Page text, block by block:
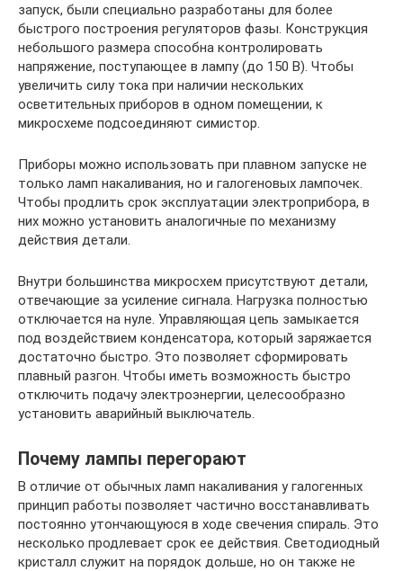
запуск, были специально разработаны для более
быстрого построения регуляторов фазы. Конструкция
небольшого размера способна контролировать
напряжение, поступающее в лампу (до 150 В). Чтобы
увеличить силу тока при наличии нескольких
осветительных приборов в одном помещении, к
микросхеме подсоединяют симистор.
Приборы можно использовать при плавном запуске не
только ламп накаливания, но и галогеновых лампочек.
Чтобы продлить срок эксплуатации электроприбора, в
них можно установить аналогичные по механизму
действия детали.
Внутри большинства микросхем присутствуют детали,
отвечающие за усиление сигнала. Нагрузка полностью
отключается на нуле. Управляющая цепь замыкается
под воздействием конденсатора, который заряжается
достаточно быстро. Это позволяет сформировать
плавный разгон. Чтобы иметь возможность быстро
отключить подачу электроэнергии, целесообразно
установить аварийный выключатель.
Почему лампы перегорают
В отличие от обычных ламп накаливания у галогенных
принцип работы позволяет частично восстанавливать
постоянно утончающуюся в ходе свечения спираль. Это
несколько продлевает срок ее действия. Светодиодный
кристалл служит на порядок дольше, но он также не